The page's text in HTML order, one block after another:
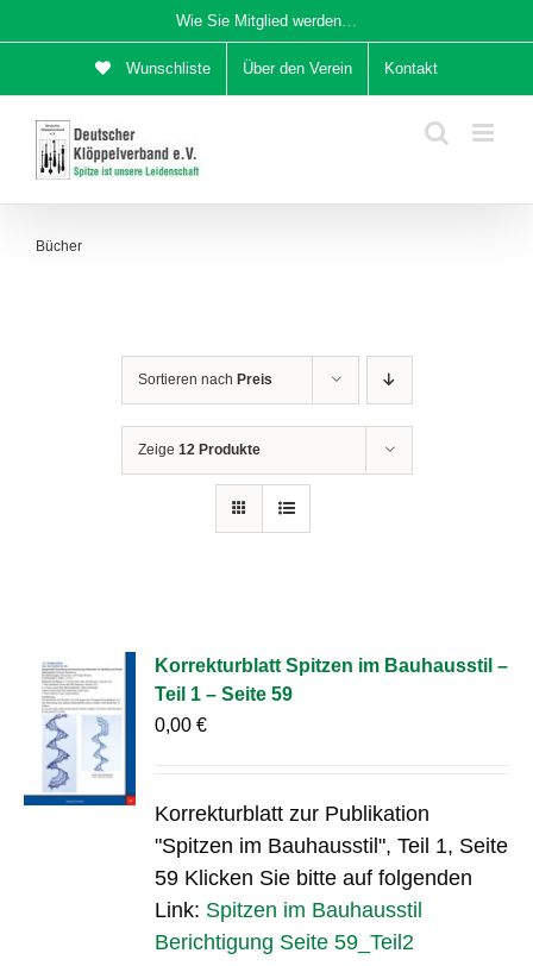
Inhalt
Wie Sie Mitglied werden…
Wunschliste Über den Verein Kontakt
Bücher
Sortieren nach Preis
Zeige 12 Produkte
Korrekturblatt Spitzen im Bauhausstil –
Teil 1 – Seite 59
0,00€
Korrekturblatt zur Publikation
"Spitzen im Bauhausstil", Teil 1, Seite
59 Klicken Sie bitte auf folgenden
Link: Spitzen im Bauhausstil
Berichtigung Seite 59_Teil2